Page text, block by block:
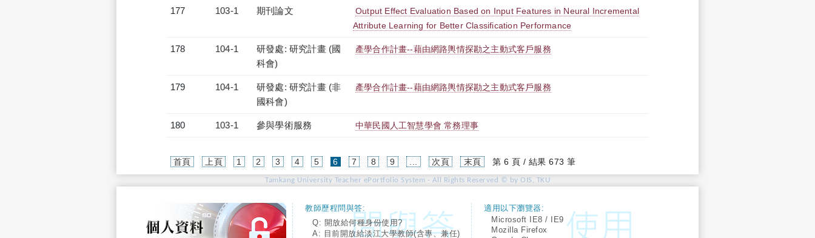
177 103-1 期刊論文
Output Effect Evaluation Based on Input Features in Neural Incremental
Attribute Learning for Better Classification Performance
178 104-1
研發處: 研究計畫 (國
科會)
產學合作計畫--藉由網路輿情探勘之主動式客戶服務
179 104-1
研發處: 研究計畫 (非
國科會)
產學合作計畫--藉由網路輿情探勘之主動式客戶服務
180 103-1 參與學術服務 中華民國人工智慧學會 常務理事
首頁 上頁 1 2 3 4 5 6(current)
7 8 9 次頁 末頁 第 6 頁 / 結果 673 筆
Tamkang University Teacher ePortfolio System - All Rights Reserved © by OIS, TKU
教師歷程問與答:
Q: 開放給何種身份使用?
A: 目前開放給淡江大學教師(含專、兼任)
適用以下瀏覽器:
Microsoft IE8 / IE9
Mozilla Firefox